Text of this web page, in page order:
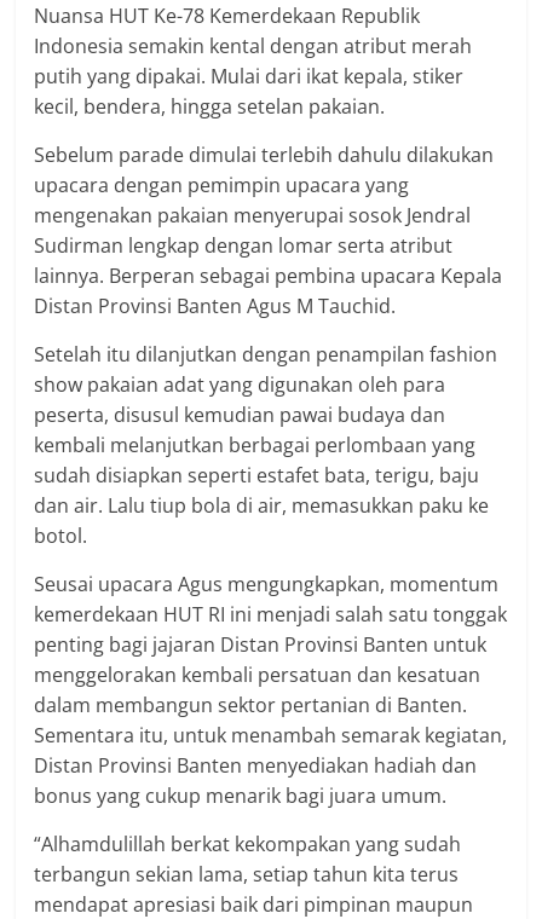
Nuansa HUT Ke-78 Kemerdekaan Republik
Indonesia semakin kental dengan atribut merah
putih yang dipakai. Mulai dari ikat kepala, stiker
kecil, bendera, hingga setelan pakaian.
Sebelum parade dimulai terlebih dahulu dilakukan
upacara dengan pemimpin upacara yang
mengenakan pakaian menyerupai sosok Jendral
Sudirman lengkap dengan lomar serta atribut
lainnya. Berperan sebagai pembina upacara Kepala
Distan Provinsi Banten Agus M Tauchid.
Setelah itu dilanjutkan dengan penampilan fashion
show pakaian adat yang digunakan oleh para
peserta, disusul kemudian pawai budaya dan
kembali melanjutkan berbagai perlombaan yang
sudah disiapkan seperti estafet bata, terigu, baju
dan air. Lalu tiup bola di air, memasukkan paku ke
botol.
Seusai upacara Agus mengungkapkan, momentum
kemerdekaan HUT RI ini menjadi salah satu tonggak
penting bagi jajaran Distan Provinsi Banten untuk
menggelorakan kembali persatuan dan kesatuan
dalam membangun sektor pertanian di Banten.
Sementara itu, untuk menambah semarak kegiatan,
Distan Provinsi Banten menyediakan hadiah dan
bonus yang cukup menarik bagi juara umum.
“Alhamdulillah berkat kekompakan yang sudah
terbangun sekian lama, setiap tahun kita terus
mendapat apresiasi baik dari pimpinan maupun